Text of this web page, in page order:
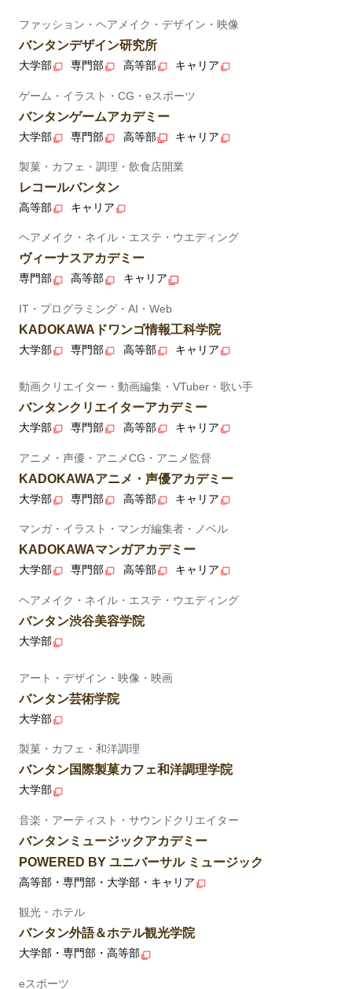
ファッション・ヘアメイク・デザイン・映像
バンタンデザイン研究所
大学部 専門部 高等部 キャリア
ゲーム・イラスト・CG・eスポーツ
バンタンゲームアカデミー
大学部 専門部 高等部 キャリア
製菓・カフェ・調理・飲食店開業
レコールバンタン
高等部 キャリア
ヘアメイク・ネイル・エステ・ウエディング
ヴィーナスアカデミー
専門部 高等部 キャリア
IT・プログラミング・AI・Web
KADOKAWAドワンゴ情報工科学院
大学部 専門部 高等部 キャリア
動画クリエイター・動画編集・VTuber・歌い手
バンタンクリエイターアカデミー
大学部 専門部 高等部 キャリア
アニメ・声優・アニメCG・アニメ監督
KADOKAWAアニメ・声優アカデミー
大学部 専門部 高等部 キャリア
マンガ・イラスト・マンガ編集者・ノベル
KADOKAWAマンガアカデミー
大学部 専門部 高等部 キャリア
ヘアメイク・ネイル・エステ・ウエディング
バンタン渋谷美容学院
大学部
アート・デザイン・映像・映画
バンタン芸術学院
大学部
製菓・カフェ・和洋調理
バンタン国際製菓カフェ和洋調理学院
大学部
音楽・アーティスト・サウンドクリエイター
バンタンミュージックアカデミー
POWERED BY ユニバーサル ミュージック
高等部・専門部・大学部・キャリア
観光・ホテル
バンタン外語＆ホテル観光学院
大学部・専門部・高等部
eスポーツ